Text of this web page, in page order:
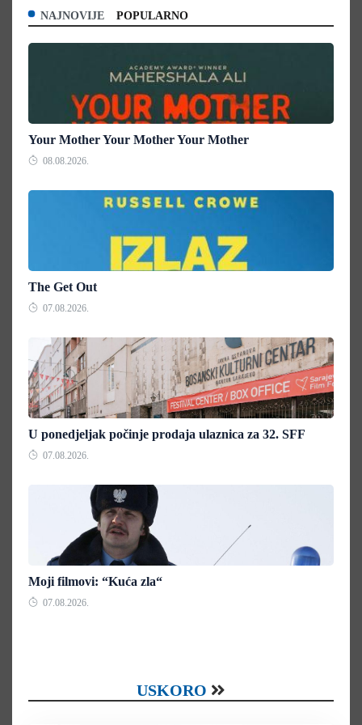
NAJNOVIJE POPULARNO
Your Mother Your Mother Your Mother
08.08.2026.
The Get Out
07.08.2026.
U ponedjeljak počinje prodaja ulaznica za 32. SFF
07.08.2026.
Moji filmovi: “Kuća zla“
07.08.2026.
USKORO